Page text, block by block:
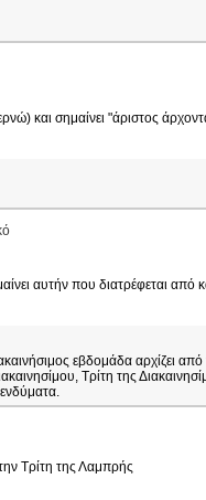
και σημαίνει "άριστος
αυτήν που διατρέφεται από
εβδομάδα αρχίζει
Τρίτη της
Τρίτη της Λαμπρής